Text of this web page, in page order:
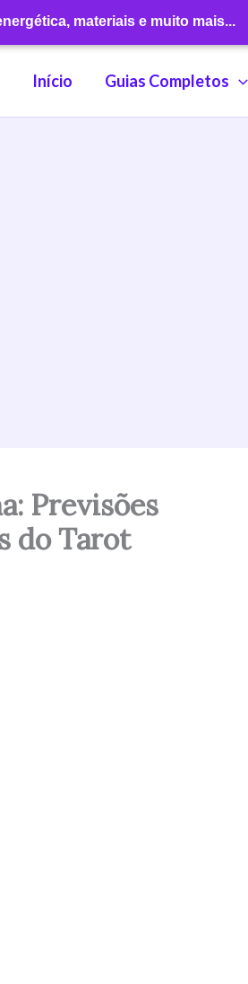
materiais e muito mais...
Início Guias Completos
Previsões
do Tarot